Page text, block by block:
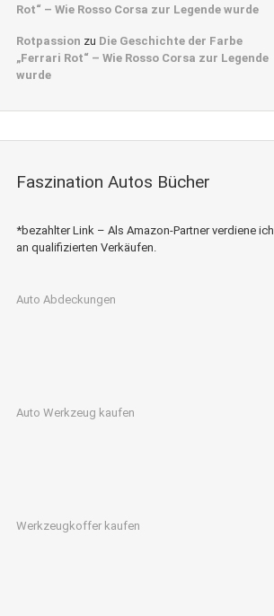
Rot“ – Wie Rosso Corsa zur Legende wurde
Rotpassion zu Die Geschichte der Farbe
„Ferrari Rot“ – Wie Rosso Corsa zur Legende
wurde
Faszination Autos Bücher
*bezahlter Link – Als Amazon-Partner verdiene ich
an qualifizierten Verkäufen.
Auto Abdeckungen
Auto Werkzeug kaufen
Werkzeugkoffer kaufen